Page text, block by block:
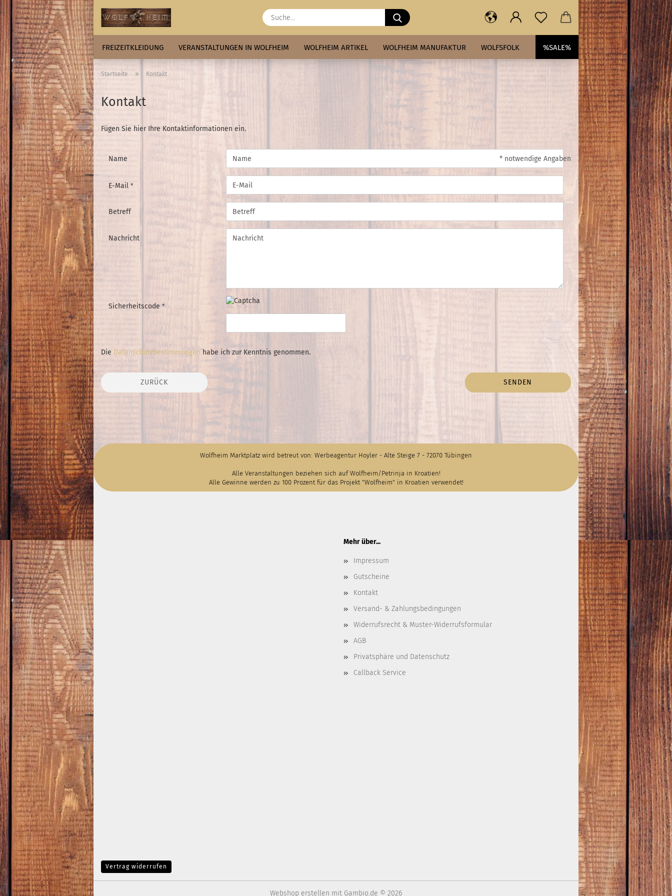
Suche...
FREIZEITKLEIDUNG VERANSTALTUNGEN IN WOLFHEIM WOLFHEIM ARTIKEL WOLFHEIM MANUFAKTUR WOLFSFOLK %SALE%
Startseite » Kontakt
Kontakt
Fügen Sie hier Ihre Kontaktinformationen ein.
Name
E-Mail
Betreff
Nachricht
Sicherheitscode
DATENSCHUTZBESTIMMUNGEN
Die Datenschutzbestimmungen habe ich zur Kenntnis genommen.
ZURÜCK SENDEN
* notwendige Angaben
Wolfheim Marktplatz wird betreut von: Werbeagentur Hoyler - Alte Steige 7 - 72070 Tübingen
Alle Veranstaltungen beziehen sich auf Wolfheim/Petrinja in Kroatien!
Alle Gewinne werden zu 100 Prozent für das Projekt "Wolfheim" in Kroatien verwendet!
Mehr über...
Impressum
Gutscheine
Kontakt
Versand- & Zahlungsbedingungen
Widerrufsrecht & Muster-Widerrufsformular
AGB
Privatsphäre und Datenschutz
Callback Service
Vertrag widerrufen
Webshop erstellen mit Gambio.de © 2026